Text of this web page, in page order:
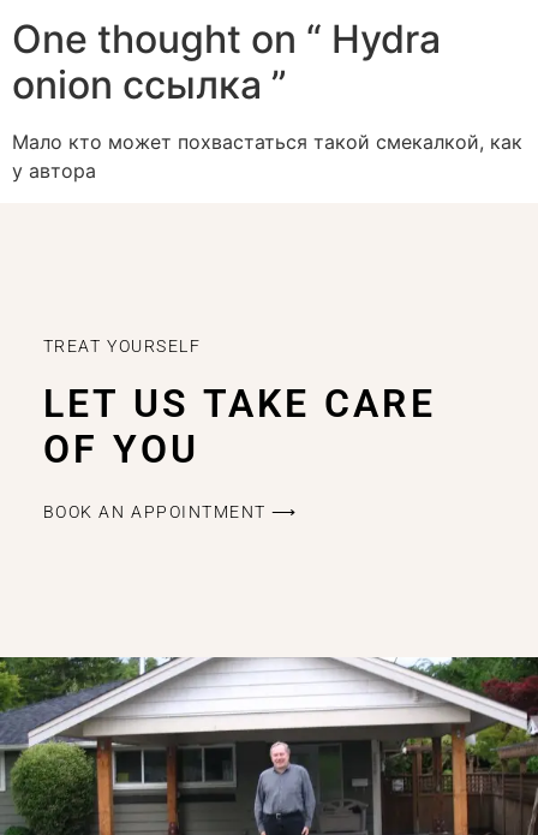
One thought on “ Hydra
onion ссылка ”
Мало кто может похвастаться такой смекалкой, как
у автора
TREAT YOURSELF
LET US TAKE CARE
OF YOU
BOOK AN APPOINTMENT ⟶